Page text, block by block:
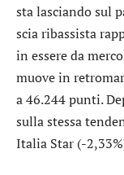
sta lasciando sul
scia ribassista
in essere da
muove in
a 46.244 punti.
sulla stessa
Italia Star (-